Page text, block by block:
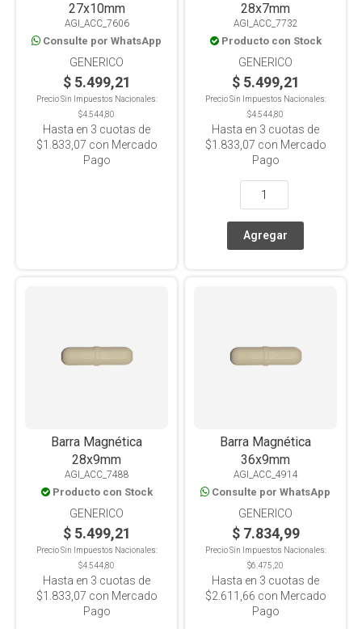
27x10mm
AGI_ACC_7606
Consulte por WhatsApp
GENERICO
$ 5.499,21
Precio Sin Impuestos Nacionales:
$4.544,80
Hasta en 3 cuotas de
$1.833,07 con Mercado
Pago
28x7mm
AGI_ACC_7732
Producto con Stock
GENERICO
$ 5.499,21
Precio Sin Impuestos Nacionales:
$4.544,80
Hasta en 3 cuotas de
$1.833,07 con Mercado
Pago
Barra Magnética
28x9mm
AGI_ACC_7488
Producto con Stock
GENERICO
$ 5.499,21
Precio Sin Impuestos Nacionales:
$4.544,80
Hasta en 3 cuotas de
$1.833,07 con Mercado
Pago
Barra Magnética
36x9mm
AGI_ACC_4914
Consulte por WhatsApp
GENERICO
$ 7.834,99
Precio Sin Impuestos Nacionales:
$6.475,20
Hasta en 3 cuotas de
$2.611,66 con Mercado
Pago